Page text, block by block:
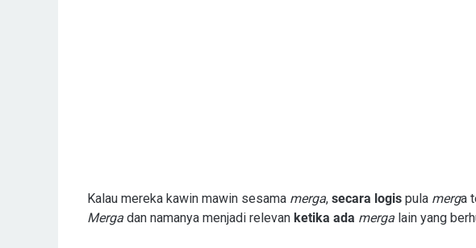
Kalau mereka kawin mawin sesama merga, secara logis pula merga
Merga dan namanya menjadi relevan ketika ada merga lain yang